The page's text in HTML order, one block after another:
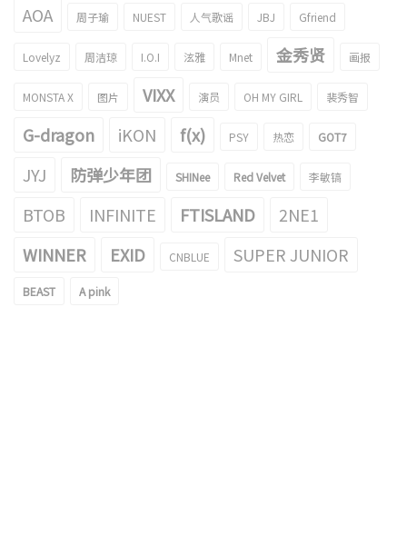
AOA 周子瑜 NUEST 人气歌谣 JBJ Gfriend
Lovelyz 周洁琼 I.O.I 泫雅 Mnet 金秀贤 画报
MONSTA X 图片 VIXX 演员 OH MY GIRL 裴秀智
G-dragon iKON f(x) PSY 热恋 GOT7
JYJ 防弹少年团 SHINee Red Velvet 李敏镐
BTOB INFINITE FTISLAND
2NE1
WINNER
EXID CNBLUE SUPER JUNIOR
BEAST A pink